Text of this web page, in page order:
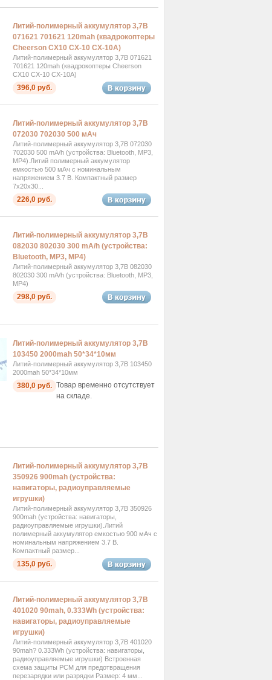
Литий-полимерный аккумулятор 3,7В
071621 701621 120mah (квадрокоптеры
Cheerson CX10 CX-10 CX-10A)
Литий-полимерный аккумулятор 3,7В 071621
701621 120mah (квадрокоптеры Cheerson
CX10 CX-10 CX-10A)
396,0 руб.
Литий-полимерный аккумулятор 3,7В
072030 702030 500 мАч
Литий-полимерный аккумулятор 3,7В 072030
702030 500 mA/h (устройства: Bluetooth, MP3,
MP4).Литий полимерный аккумулятор
емкостью 500 мАч с номинальным
напряжением 3.7 В. Компактный размер
7x20x30...
226,0 руб.
Литий-полимерный аккумулятор 3,7В
082030 802030 300 mA/h (устройства:
Bluetooth, MP3, MP4)
Литий-полимерный аккумулятор 3,7В 082030
802030 300 mA/h (устройства: Bluetooth, MP3,
MP4)
298,0 руб.
Литий-полимерный аккумулятор 3,7В
103450 2000mah 50*34*10мм
Литий-полимерный аккумулятор 3,7В 103450
2000mah 50*34*10мм
380,0 руб. Товар временно отсутствует
на складе.
Литий-полимерный аккумулятор 3,7В
350926 900mah (устройства:
навигаторы, радиоуправляемые
игрушки)
Литий-полимерный аккумулятор 3,7В 350926
900mah (устройства: навигаторы,
радиоуправляемые игрушки).Литий
полимерный аккумулятор емкостью 900 мАч с
номинальным напряжением 3.7 В.
Компактный размер...
135,0 руб.
Литий-полимерный аккумулятор 3,7В
401020 90mah, 0.333Wh (устройства:
навигаторы, радиоуправляемые
игрушки)
Литий-полимерный аккумулятор 3,7В 401020
90mah? 0.333Wh (устройства: навигаторы,
радиоуправляемые игрушки) Встроенная
схема защиты PCM для предотвращения
перезарядки или разрядки Размер: 4 мм...